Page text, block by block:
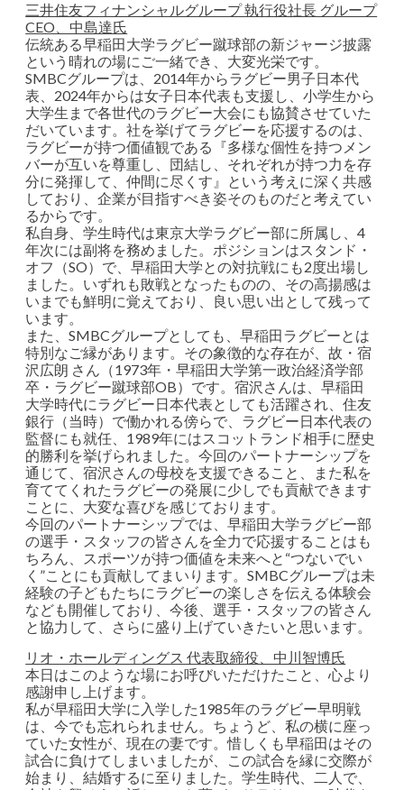
三井住友フィナンシャルグループ 執行役社長 グループ
CEO、中島達氏
伝統ある早稲田大学ラグビー蹴球部の新ジャージ披露
という晴れの場にご一緒でき、大変光栄です。
SMBCグループは、2014年からラグビー男子日本代
表、2024年からは女子日本代表も支援し、小学生から
大学生まで各世代のラグビー大会にも協賛させていた
だいています。社を挙げてラグビーを応援するのは、
ラグビーが持つ価値観である『多様な個性を持つメン
バーが互いを尊重し、団結し、それぞれが持つ力を存
分に発揮して、仲間に尽くす』という考えに深く共感
しており、企業が目指すべき姿そのものだと考えてい
るからです。
私自身、学生時代は東京大学ラグビー部に所属し、4
年次には副将を務めました。ポジションはスタンド・
オフ（SO）で、早稲田大学との対抗戦にも2度出場し
ました。いずれも敗戦となったものの、その高揚感は
いまでも鮮明に覚えており、良い思い出として残って
います。
また、SMBCグループとしても、早稲田ラグビーとは
特別なご縁があります。その象徴的な存在が、故・宿
沢広朗 さん（1973年・早稲田大学第一政治経済学部
卒・ラグビー蹴球部OB）です。宿沢さんは、早稲田
大学時代にラグビー日本代表としても活躍され、住友
銀行（当時）で働かれる傍らで、ラグビー日本代表の
監督にも就任、1989年にはスコットランド相手に歴史
的勝利を挙げられました。今回のパートナーシップを
通じて、宿沢さんの母校を支援できること、また私を
育ててくれたラグビーの発展に少しでも貢献できます
ことに、大変な喜びを感じております。
今回のパートナーシップでは、早稲田大学ラグビー部
の選手・スタッフの皆さんを全力で応援することはも
ちろん、スポーツが持つ価値を未来へと“つないでい
く”ことにも貢献してまいります。SMBCグループは未
経験の子どもたちにラグビーの楽しさを伝える体験会
なども開催しており、今後、選手・スタッフの皆さん
と協力して、さらに盛り上げていきたいと思います。
リオ・ホールディングス 代表取締役、中川智博氏
本日はこのような場にお呼びいただけたこと、心より
感謝申し上げます。
私が早稲田大学に入学した1985年のラグビー早明戦
は、今でも忘れられません。ちょうど、私の横に座っ
ていた女性が、現在の妻です。惜しくも早稲田はその
試合に負けてしまいましたが、この試合を縁に交際が
始まり、結婚するに至りました。学生時代、二人で、